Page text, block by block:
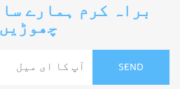
براہ کرم ہمارے